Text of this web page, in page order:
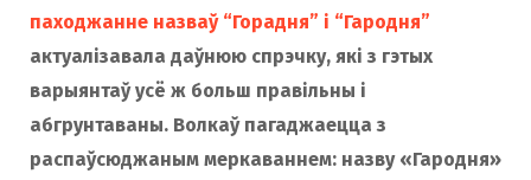
паходжанне назваў “Горадня” і “Гародня”
актуалізавала даўнюю спрэчку, які з гэтых
варыянтаў усё ж больш правільны і
абгрунтаваны. Волкаў пагаджаецца з
распаўсюджаным меркаваннем: назву «Гародня»